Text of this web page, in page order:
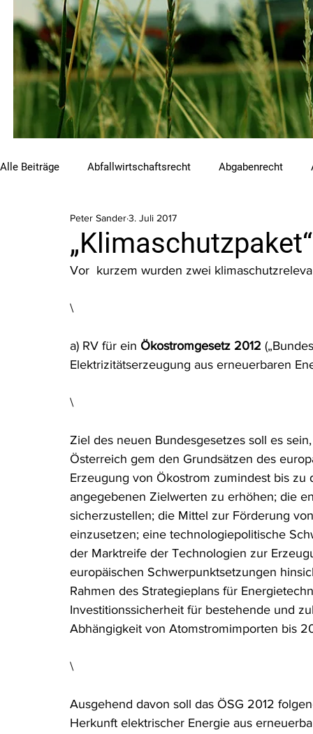
Alle Beiträge Abfallwirtschaftsrecht Abgabenrecht
Beihilfen und Förderungen
Luftreinhalterecht Naturschutzrecht
Wasserrecht RDU Umwelt-Ausgabe Erdgas
Peter Sander3. Juli 2017
Vor  kurzem wurden zwei
\
a) RV für ein Ökostromgesetz 2012
Elektrizitätserzeugung aus erneuerbaren
\
Ziel des neuen Bundesgesetzes soll es
Österreich gem den Grundsätzen des
Erzeugung von Ökostrom zumindest bis zu
angegebenen Zielwerten zu erhöhen; die
sicherzustellen; die Mittel zur Förderung
einzusetzen; eine technologiepolitische
der Marktreife der Technologien zur
europäischen Schwerpunktsetzungen
Rahmen des Strategieplans für
Investitionssicherheit für bestehende und
Abhängigkeit von Atomstromimporten bis
\
Ausgehend davon soll das ÖSG 2012
Herkunft elektrischer Energie aus